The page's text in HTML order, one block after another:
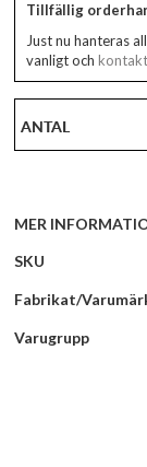
Tillfällig
Just nu hanteras
vanligt och
ANTAL
MER
Mer
SKU
Fabrikat/
Varugrupp